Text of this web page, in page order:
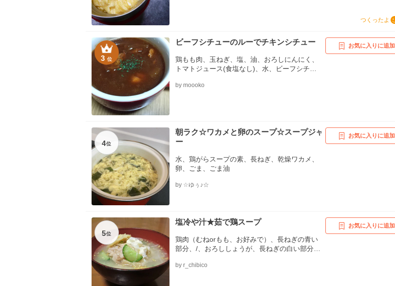
つくったよ
3位
ビーフシチューのルーでチキンシチュー
鶏もも肉、玉ねぎ、塩、油、おろしにんにく、
トマトジュース(食塩なし)、水、ビーフシチュ
by moooko
お気に入りに追加
4位
朝ラク☆ワカメと卵のスープ☆スープジャ
ー
水、鶏がらスープの素、長ねぎ、乾燥ワカメ、
卵、ごま、ごま油
by ☆ゆぅ♪☆
お気に入りに追加
5位
塩冷や汁★茹で鶏スープ
鶏肉（むねorもも、お好みで）、長ねぎの青い
部分、/、おろししょうが、長ねぎの白い部分、
茹で鶏の茹で汁、＋、水、塩、こしょう、すり
by r_chibico
お気に入りに追加